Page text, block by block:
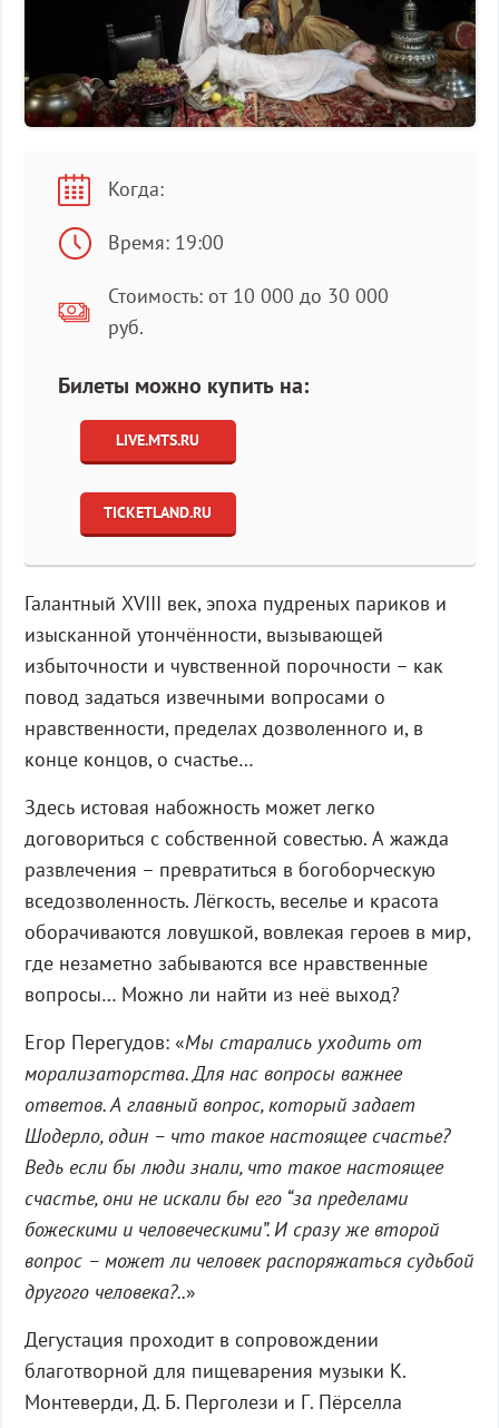
Когда:
Время: 19:00
Стоимость: от 10 000 до 30 000
руб.
Билеты можно купить на:
LIVE.MTS.RU
TICKETLAND.RU
Галантный XVIII век, эпоха пудреных париков и
изысканной утончённости, вызывающей
избыточности и чувственной порочности – как
повод задаться извечными вопросами о
нравственности, пределах дозволенного и, в
конце концов, о счастье…
Здесь истовая набожность может легко
договориться с собственной совестью. А жажда
развлечения – превратиться в богоборческую
вседозволенность. Лёгкость, веселье и красота
оборачиваются ловушкой, вовлекая героев в мир,
где незаметно забываются все нравственные
вопросы… Можно ли найти из неё выход?
Егор Перегудов: «Мы старались уходить от
морализаторства. Для нас вопросы важнее
ответов. А главный вопрос, который задает
Шодерло, один – что такое настоящее счастье?
Ведь если бы люди знали, что такое настоящее
счастье, они не искали бы его “за пределами
божескими и человеческими”. И сразу же второй
вопрос – может ли человек распоряжаться судьбой
другого человека?..»
Дегустация проходит в сопровождении
благотворной для пищеварения музыки К.
Монтеверди, Д. Б. Перголези и Г. Пёрселла